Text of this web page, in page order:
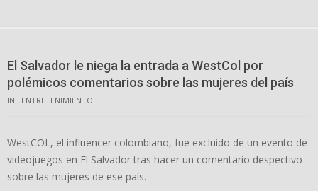
El Salvador le niega la entrada a WestCol por
polémicos comentarios sobre las mujeres del país
IN: ENTRETENIMIENTO
WestCOL, el influencer colombiano, fue excluido de un evento de
videojuegos en El Salvador tras hacer un comentario despectivo
sobre las mujeres de ese país.